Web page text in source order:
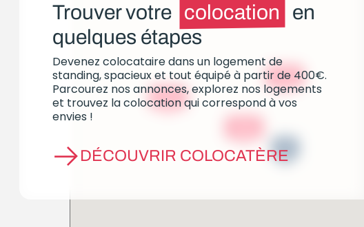
Trouver votre colocation
en
quelques étapes
Devenez colocataire dans un logement de
standing, spacieux et tout équipé à partir de 400€.
Parcourez nos annonces, explorez nos logements
et trouvez la colocation qui correspond à vos
envies !
DÉCOUVRIR COLOCATÈRE
à partir de
728€
à partir de
680€